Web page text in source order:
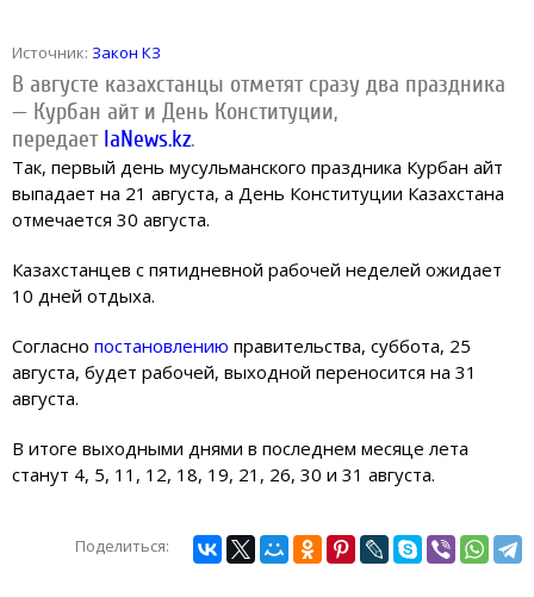
Источник: Закон КЗ
В августе казахстанцы отметят сразу два праздника
— Курбан айт и День Конституции,
передает IaNews.kz.
Так, первый день мусульманского праздника Курбан айт
выпадает на 21 августа, а День Конституции Казахстана
отмечается 30 августа.
Казахстанцев с пятидневной рабочей неделей ожидает
10 дней отдыха.
Согласно постановлению правительства, суббота, 25
августа, будет рабочей, выходной переносится на 31
августа.
В итоге выходными днями в последнем месяце лета
станут 4, 5, 11, 12, 18, 19, 21, 26, 30 и 31 августа.
Поделиться: